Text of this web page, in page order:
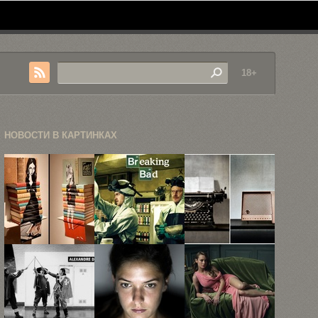
18+
НОВОСТИ В КАРТИНКАХ
Старые
книги как
средство
самовыражения
20 картинок
GIF из
сериала ...
Старые
реликвии,
или история
нашего ...